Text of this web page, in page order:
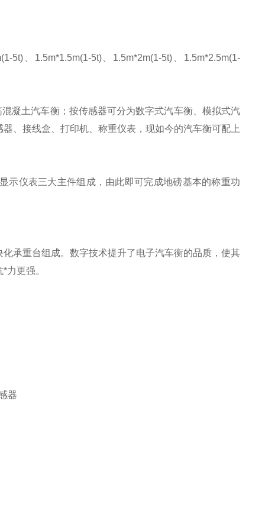
5t)、1.5m*1.5m(1-5t)、1.5m*2m(1-5t)、1.5m*2.5m(1-
凝土汽车衡；按传感器可分为数字式汽车衡、模拟式汽
、接线盒、打印机、称重仪表，现如今的汽车衡可配上
示仪表三大主件组成，由此即可完成地磅基本的称重功
承重台组成。数字技术提升了电子汽车衡的品质，使其
力更强。
器